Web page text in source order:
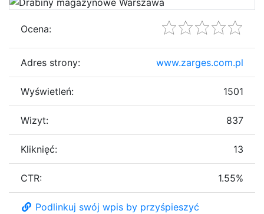
Ocena:
Adres strony: www.zarges.com.pl
Wyświetleń: 1501
Wizyt: 837
Kliknięć: 13
CTR: 1.55%
Podlinkuj swój wpis by przyśpieszyć